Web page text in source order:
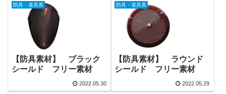
防具・道具系
【防具素材】 ブラック
シールド フリー素材
2022.05.30
防具・道具系
【防具素材】 ラウンド
シールド フリー素材
2022.05.29